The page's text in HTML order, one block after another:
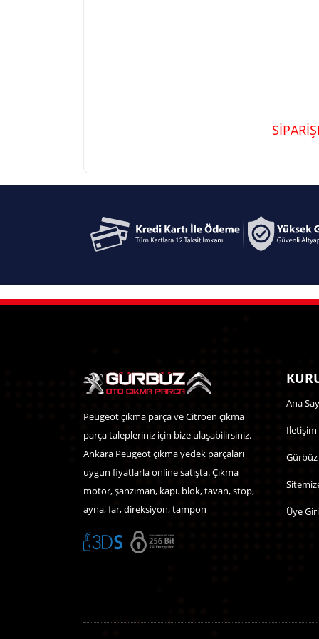
Peugeot çıkma parça ve Citroen çıkma
parça talepleriniz için bize ulaşabilirsiniz.
Ankara Peugeot çıkma yedek parçaları
uygun fiyatlarla online satışta. Çıkma
motor, şanzıman, kapı. blok, tavan, stop,
ayna, far, direksiyon, tampon
Ana
İletişim
Üye